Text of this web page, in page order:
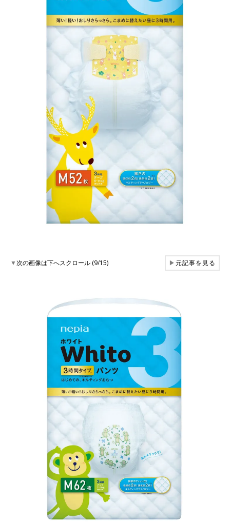
▼次の画像は下へスクロール (9/15) ▶元記事を見る